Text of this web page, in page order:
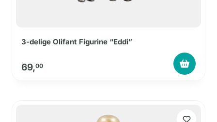
3-delige Olifant Figurine “Eddi”
69,00